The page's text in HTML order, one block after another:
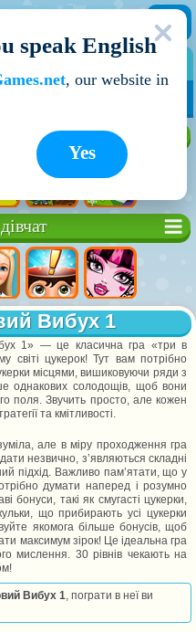
Вибух 1
1» — це класична гра «три в
світі цукерок! Тут вам потрібно
місцями, вишиковуючи ряди з
однакових солодощів, щоб вони
поля. Звучить просто, але кожен
та кмітливості.
але в міру проходження гра
незвично, з’являються складні
підхід. Важливо пам’ятати, що у
думати наперед і розумно
бонуси, такі як смугасті цукерки,
що прибирають усі цукерки
якомога більше бонусів, щоб
максимум зірок! Це ідеальна гра
мислення. 30 рівнів чекають на
Вибух 1, пограти в неї ви
speak English
, our website in
Yes